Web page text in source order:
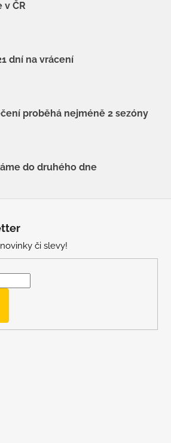
v ČR
dní na vrácení
proběhá nejméně 2 sezóny
do druhého dne
či slevy!